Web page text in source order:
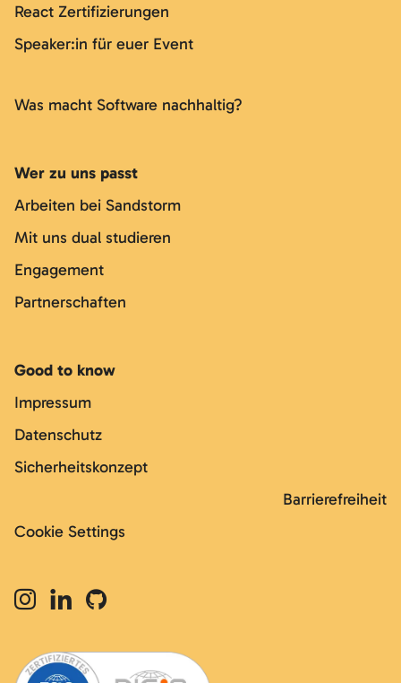
React Zertifizierungen
Speaker:in für euer Event
Was macht Software nachhaltig?
Wer zu uns passt
Arbeiten bei Sandstorm
Mit uns dual studieren
Engagement
Partnerschaften
Good to know
Impressum
Datenschutz
Sicherheitskonzept
Barrierefreiheit
Cookie Settings